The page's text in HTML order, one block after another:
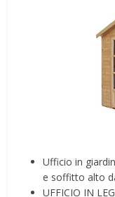
Ufficio in
e soffitto alto
UFFICIO IN